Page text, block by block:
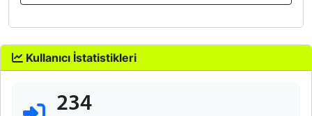
Kullanıcı İstatistikleri
234